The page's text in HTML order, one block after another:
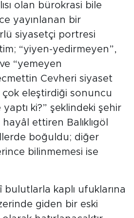
olan bürokrasi bile
yayınlanan bir
siyasetçi portresi
“yiyen-yedirmeyen”,
“yemeyen
Cevheri siyaset
eleştirdiği sonuncu
ki?” şeklindeki şehir
ettiren Balıklıgöl
boğuldu; diğer
bilinmemesi ise
kaplı ufuklarına
giden bir eski